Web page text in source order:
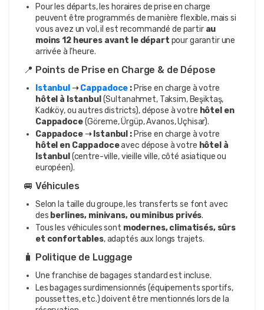
Pour les départs, les horaires de prise en charge
peuvent être programmés de manière flexible, mais si
vous avez un vol, il est recommandé de partir au
moins 12 heures avant le départ pour garantir une
arrivée à l'heure.
📍 Points de Prise en Charge & de Dépose
Istanbul ➝Cappadoce :Prise en charge à votre
hôtel à Istanbul (Sultanahmet, Taksim, Beşiktaş,
Kadıköy, ou autres districts), dépose à votre hôtel en
Cappadoce(Göreme, Ürgüp, Avanos, Uçhisar).
Cappadoce ➝ Istanbul :Prise en charge à votre
hôtel en Cappadoceavec dépose à votre hôtel à
Istanbul (centre-ville, vieille ville, côté asiatique ou
européen).
🚐 Véhicules
Selon la taille du groupe, les transferts se font avec
des berlines, minivans, ou minibus privés.
Tous les véhicules sont modernes, climatisés, sûrs
et confortables, adaptés aux longs trajets.
🧳 Politique de Luggage
Une franchise de bagages standard est incluse.
Les bagages surdimensionnés (équipements sportifs,
poussettes, etc.) doivent être mentionnés lors de la